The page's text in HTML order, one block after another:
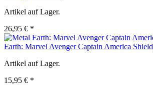
Artikel auf Lager.
26,95 € *
Earth: Marvel Avenger Captain America Shield
Artikel auf Lager.
15,95 € *